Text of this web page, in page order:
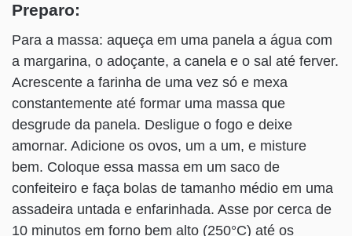
Preparo:
Para a massa: aqueça em uma panela a água com
a margarina, o adoçante, a canela e o sal até ferver.
Acrescente a farinha de uma vez só e mexa
constantemente até formar uma massa que
desgrude da panela. Desligue o fogo e deixe
amornar. Adicione os ovos, um a um, e misture
bem. Coloque essa massa em um saco de
confeiteiro e faça bolas de tamanho médio em uma
assadeira untada e enfarinhada. Asse por cerca de
10 minutos em forno bem alto (250°C) até os